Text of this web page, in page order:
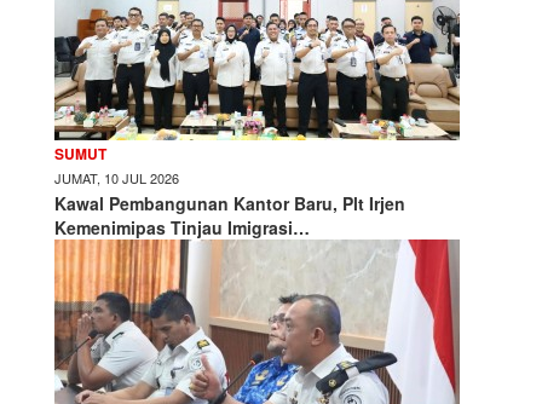
SUMUT
JUMAT, 10 JUL 2026
Kawal Pembangunan Kantor Baru, Plt Irjen
Kemenimipas Tinjau Imigrasi…